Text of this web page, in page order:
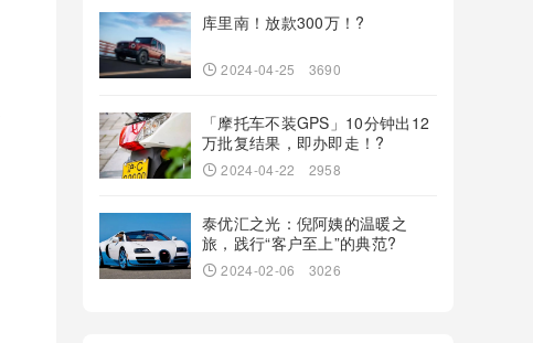
库里南！放款300万！?
2024-04-25 3690
「摩托车不装GPS」10分钟出12
万批复结果，即办即走！?
2024-04-22 2958
泰优汇之光：倪阿姨的温暖之
旅，践行“客户至上”的典范?
2024-02-06 3026